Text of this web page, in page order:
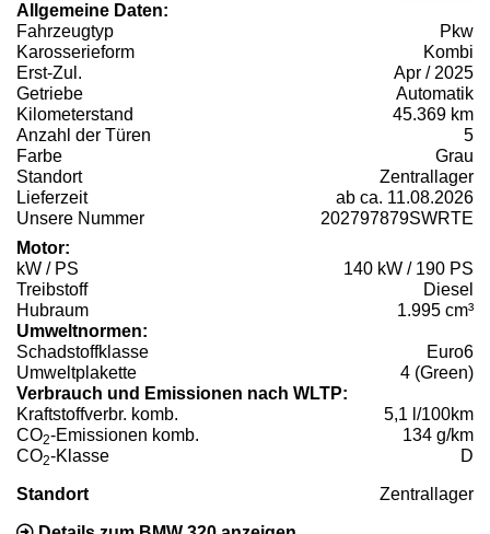
Allgemeine Daten:
Fahrzeugtyp
Pkw
Karosserieform
Kombi
Erst-Zul.
Apr / 2025
Getriebe
Automatik
Kilometerstand
45.369 km
Anzahl der Türen
5
Farbe
Grau
Standort
Zentrallager
Lieferzeit
ab ca. 11.08.2026
Unsere Nummer
202797879SWRTE
Motor:
kW / PS
140 kW / 190 PS
Treibstoff
Diesel
Hubraum
1.995 cm³
Umweltnormen:
Schadstoffklasse
Euro6
Umweltplakette
4 (Green)
Verbrauch und Emissionen nach WLTP:
Kraftstoffverbr. komb.
5,1 l/100km
CO2-Emissionen komb.
134 g/km
CO2-Klasse D
Standort Zentrallager